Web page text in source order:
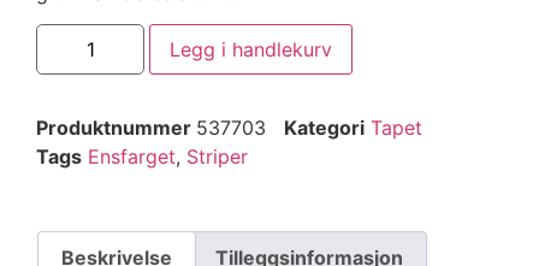
Legg i handlekurv
Produktnummer 537703 Kategori Tapet
Tags Ensfarget, Striper
Beskrivelse Tilleggsinformasjon